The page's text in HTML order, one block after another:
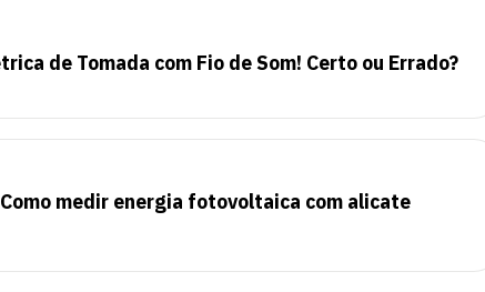
de Tomada com Fio de Som! Certo ou Errado?
medir energia fotovoltaica com alicate